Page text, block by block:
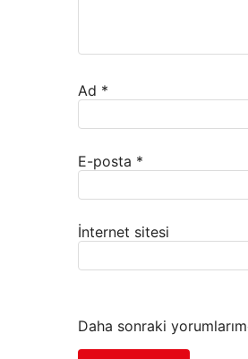
Ad *
E-posta *
İnternet sitesi
Daha sonraki